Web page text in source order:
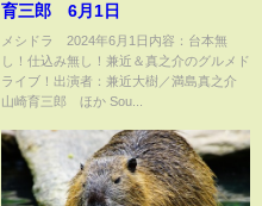
育三郎 6月1日
メシドラ 2024年6月1日内容：台本無
し！仕込み無し！兼近＆真之介のグルメド
ライブ！出演者：兼近大樹／満島真之介
山崎育三郎 ほか Sou...